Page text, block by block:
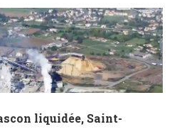
liquidée, Saint-